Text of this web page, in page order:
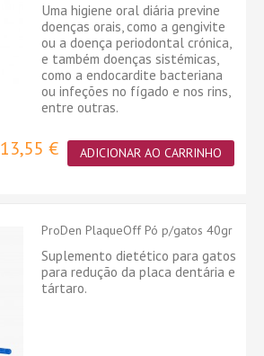
Uma higiene oral diária previne
doenças orais, como a gengivite
ou a doença periodontal crónica,
e também doenças sistémicas,
como a endocardite bacteriana
ou infeções no fígado e nos rins,
entre outras.
13,55 € ADICIONAR AO CARRINHO
ProDen PlaqueOff Pó p/gatos 40gr
Suplemento dietético para gatos
para redução da placa dentária e
tártaro.